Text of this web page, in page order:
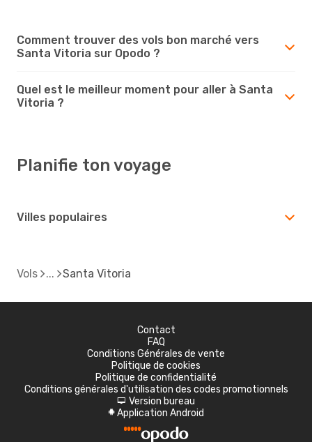
Comment trouver des vols bon marché vers
Santa Vitoria sur Opodo ?
Quel est le meilleur moment pour aller à Santa
Vitoria ?
Planifie ton voyage
Villes populaires
Vols Santa Vitoria
Contact
FAQ
Conditions Générales de vente
Politique de cookies
Politique de confidentialité
Conditions générales d'utilisation des codes promotionnels
d Version bureau
A Application Android